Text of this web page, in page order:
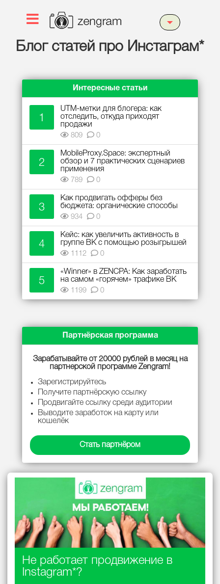
Блог статей про Инстаграм*
Интересные статьи
1
UTM-метки для блогера: как
отследить, откуда приходят
продажи
809
0
2
MobileProxy.Space: экспертный
обзор и 7 практических сценариев
применения
789
0
3
Как продвигать офферы без
бюджета: органические способы
934
0
4
Кейс: как увеличить активность в
группе ВК с помощью розыгрышей
1112
0
5
«Winner» в ZENCPA: Как заработать
на самом «горячем» трафике ВК
1199
0
Партнёрская программа
Зарабатывайте от 20000 рублей в месяц на
партнерской программе Zengram!
Зарегистрируйтесь
Получите партнёрскую ссылку
Продвигайте ссылку среди аудитории
Выводите заработок на карту или
кошелёк
Стать партнёром
Не работает продвижение в
Instagram*?